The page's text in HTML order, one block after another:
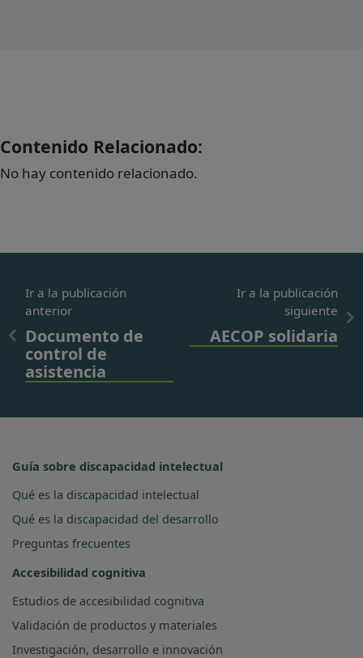
Contenido Relacionado:
No hay contenido relacionado.
Ir a la publicación
anterior
Documento de
control de
asistencia
Ir a la publicación
siguiente
AECOP solidaria
Guía sobre discapacidad intelectual
Qué es la discapacidad intelectual
Qué es la discapacidad del desarrollo
Preguntas frecuentes
Accesibilidad cognitiva
Estudios de accesibilidad cognitiva
Validación de productos y materiales
Investigación, desarrollo e innovación